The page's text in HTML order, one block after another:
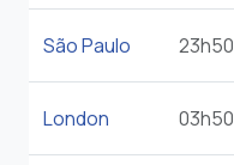
São Paulo 23h50
London 03h50